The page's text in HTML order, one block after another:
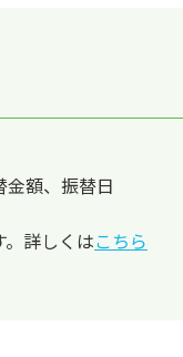
額、振替日
詳しくはこちら